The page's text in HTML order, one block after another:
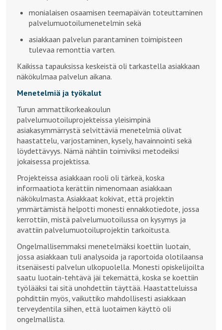
monialaisen osaamisen teemapäivän toteuttaminen
palvelumuotoilumenetelmin sekä
asiakkaan palvelun parantaminen toimipisteen
tulevaa remonttia varten.
Kaikissa tapauksissa keskeistä oli tarkastella asiakkaan
näkökulmaa palvelun aikana.
Menetelmiä ja työkalut
Turun ammattikorkeakoulun
palvelumuotoiluprojekteissa yleisimpinä
asiakasymmärrystä selvittäviä menetelmiä olivat
haastattelu, varjostaminen, kysely, havainnointi sekä
löydettävyys. Nämä nähtiin toimiviksi metodeiksi
jokaisessa projektissa.
Projekteissa asiakkaan rooli oli tärkeä, koska
informaatiota kerättiin nimenomaan asiakkaan
näkökulmasta. Asiakkaat kokivat, että projektin
ymmärtämistä helpotti monesti ennakkotiedote, jossa
kerrottiin, mistä palvelumuotoilussa on kysymys ja
avattiin palvelumuotoiluprojektin tarkoitusta.
Ongelmallisemmaksi menetelmäksi koettiin luotain,
jossa asiakkaan tuli analysoida ja raportoida olotilaansa
itsenäisesti palvelun ulkopuolella. Monesti opiskelijoilta
saatu luotain-tehtävä jäi tekemättä, koska se koettiin
työlääksi tai sitä unohdettiin täyttää. Haastatteluissa
pohdittiin myös, vaikuttiko mahdollisesti asiakkaan
terveydentila siihen, että luotaimen käyttö oli
ongelmallista.